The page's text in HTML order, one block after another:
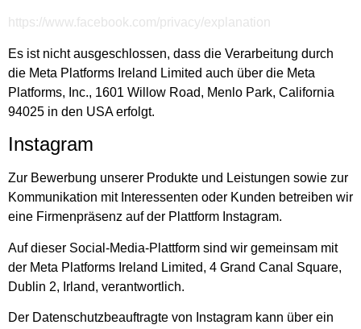
https://www.facebook.com/privacy/explanation
Es ist nicht ausgeschlossen, dass die Verarbeitung durch
die Meta Platforms Ireland Limited auch über die Meta
Platforms, Inc., 1601 Willow Road, Menlo Park, California
94025 in den USA erfolgt.
Instagram
Zur Bewerbung unserer Produkte und Leistungen sowie zur
Kommunikation mit Interessenten oder Kunden betreiben wir
eine Firmenpräsenz auf der Plattform Instagram.
Auf dieser Social-Media-Plattform sind wir gemeinsam mit
der Meta Platforms Ireland Limited, 4 Grand Canal Square,
Dublin 2, Irland, verantwortlich.
Der Datenschutzbeauftragte von Instagram kann über ein